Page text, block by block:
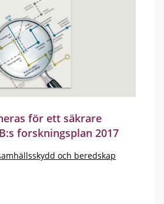
för ett säkrare
forskningsplan 2017
och beredskap